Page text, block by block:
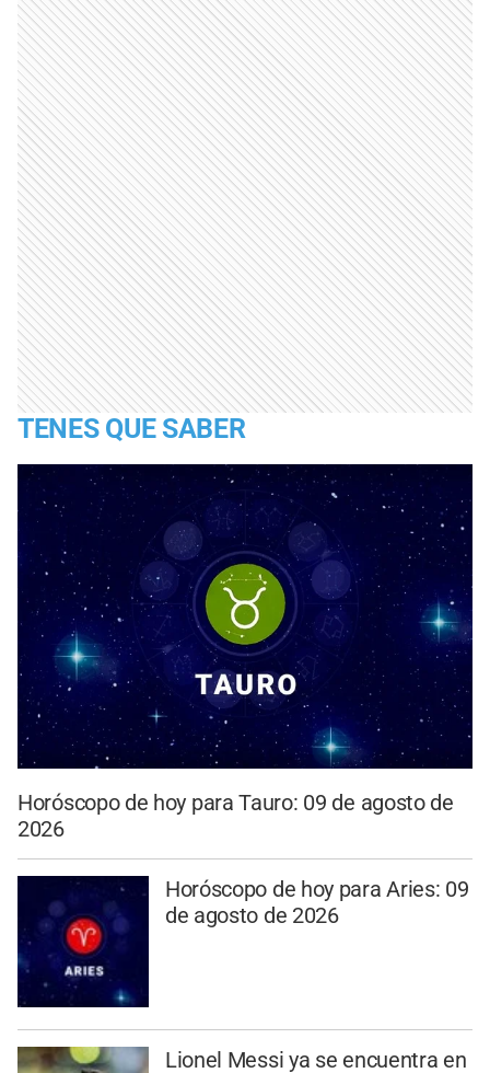
TENES QUE SABER
Horóscopo de hoy para Tauro: 09 de agosto de
2026
Horóscopo de hoy para Aries: 09
de agosto de 2026
Lionel Messi ya se encuentra en